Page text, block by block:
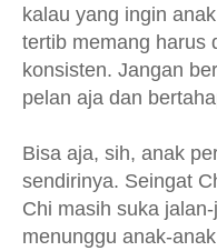
kalau yang ingin
tertib memang harus
konsisten. Jangan
pelan aja dan
Bisa aja, sih, anak
sendirinya. Seingat
Chi masih suka
menunggu anak-